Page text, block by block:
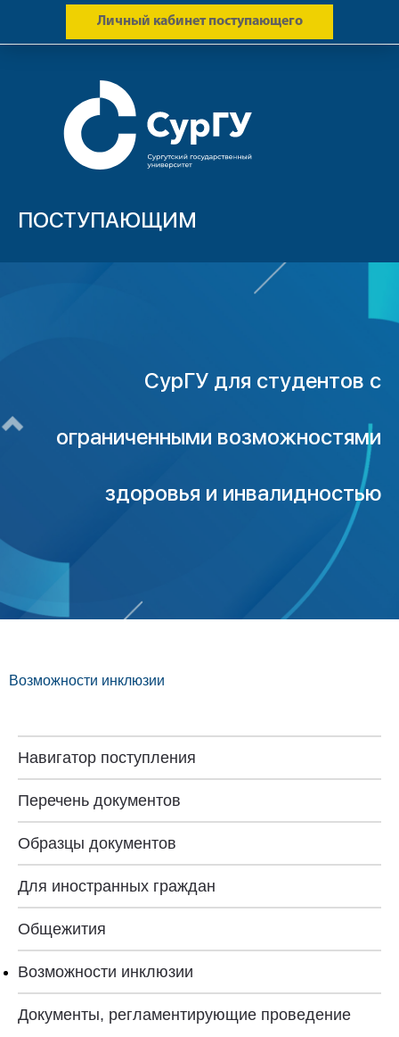
Личный кабинет поступающего
ПОСТУПАЮЩИМ
СурГУ для студентов с
ограниченными возможностями
здоровья и инвалидностью
Возможности инклюзии
Навигатор поступления
Перечень документов
Образцы документов
Для иностранных граждан
Общежития
Возможности инклюзии
Документы, регламентирующие проведение